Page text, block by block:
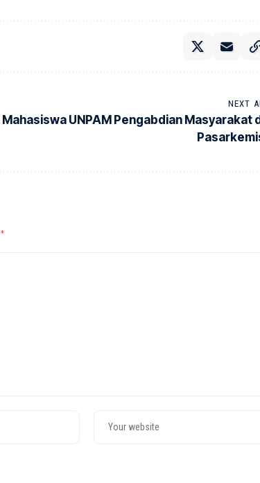
NEXT
Mahasiswa UNPAM Pengabdian Masyarakat
*